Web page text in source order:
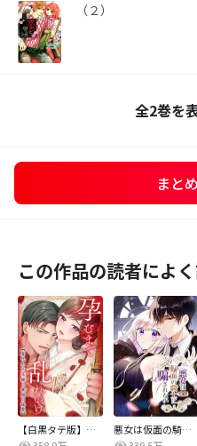
（２）
全2巻を
まと
この作品の読者によ
【白黒タテ版】孕むまで乱れいけ～身代わり花嫁と軍服の猛愛
悪女は仮面の騎士に騙されない